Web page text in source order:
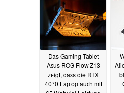
Das Gaming-Tablet
Asus ROG Flow Z13
zeigt, dass die RTX
4070 Laptop auch mit